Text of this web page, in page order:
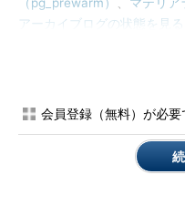
アーカイブログの状態を見
PostgreSQLユーザーなら
変数＝
イルで行います。なお、「
会員登録（無料）が必要